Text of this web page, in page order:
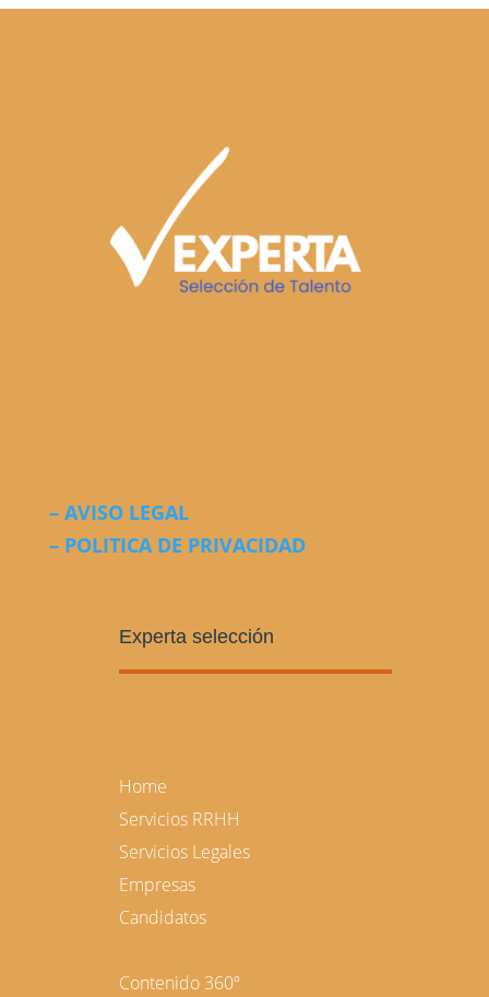
– AVISO LEGAL
– POLITICA DE PRIVACIDAD
Experta selección
Home
Servicios RRHH
Servicios Legales
Empresas
Candidatos
Contenido 360º